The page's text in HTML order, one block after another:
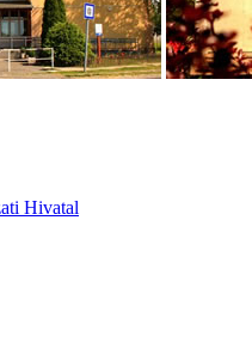
Hivatal